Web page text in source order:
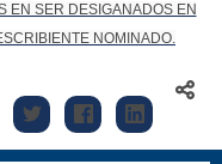
EN SER DESIGANADOS EN
NOMINADO.